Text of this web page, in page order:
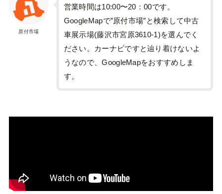
原付市場
営業時間は10:00〜20：00です。
GoogleMapで”原付市場”と検索して中古
車展示場(藤沢市宮原3610-1)を選んでく
ださい。カーナビですと辿り着けないよ
うなので、GoogleMapをおすすめしま
す。